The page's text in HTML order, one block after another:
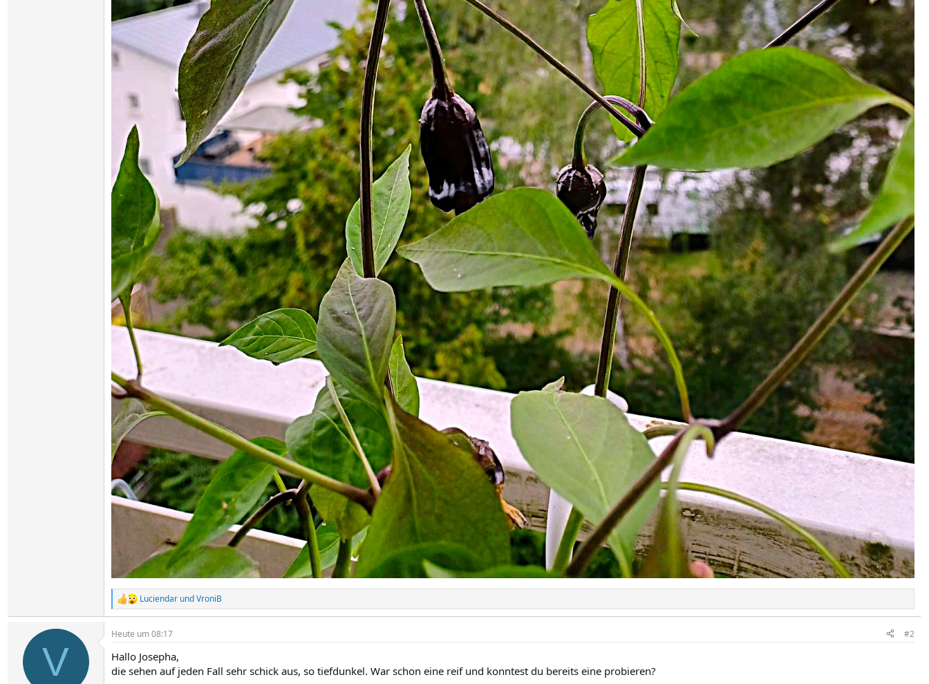
R
e
k
i
o
Luciendar undVroniB
V
Heute um 08:17 #2
Hallo Josepha,
die sehen auf jeden Fall sehr schick aus, so tiefdunkel. War schon eine reif und konntest du bereits eine probieren?